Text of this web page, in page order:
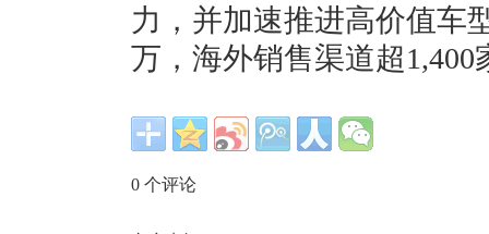
力，并加速推进高价值车
万，海外销售渠道超
0 个评论